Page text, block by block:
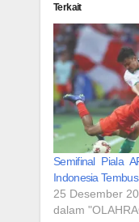
Terkait
Semifinal Piala
Indonesia
25 Desember
dalam